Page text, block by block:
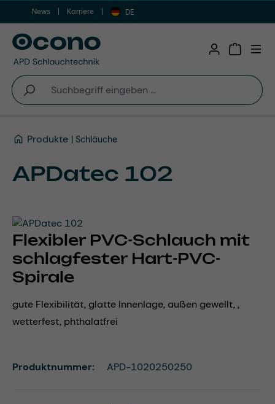
Zum Hauptinhalt springen
News Karriere DE
Produkte Schläuche
APDatec 102
Flexibler PVC-Schlauch mit
schlagfester Hart-PVC-
Spirale
gute Flexibilität, glatte Innenlage, außen gewellt, ,
wetterfest, phthalatfrei
Produktnummer: APD-1020250250